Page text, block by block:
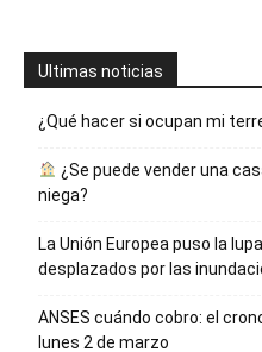
Ultimas noticias
¿Qué hacer si ocupan mi
¿Se puede vender una
niega?
La Unión Europea puso la
desplazados por las
ANSES cuándo cobro: el
lunes 2 de marzo